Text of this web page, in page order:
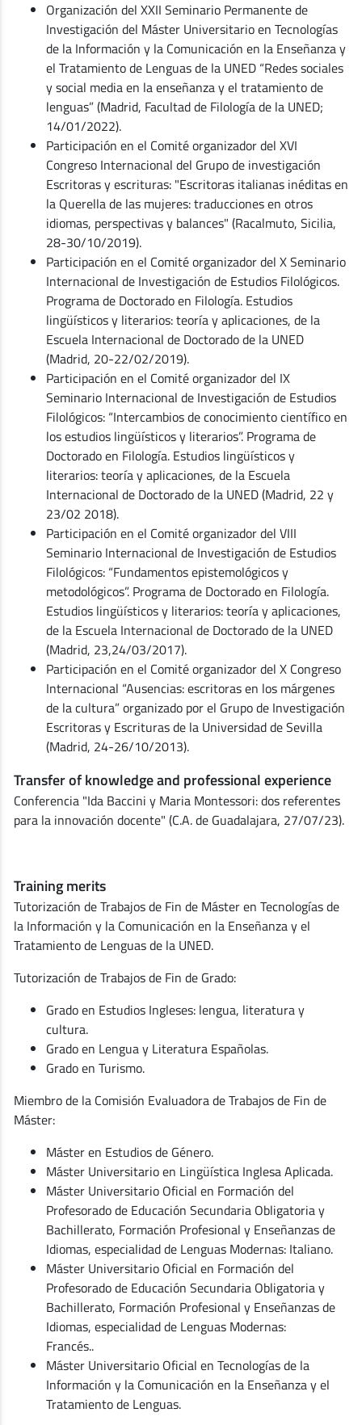
Organización del XXII Seminario Permanente de
Investigación del Máster Universitario en Tecnologías
de la Información y la Comunicación en la Enseñanza y
el Tratamiento de Lenguas de la UNED “Redes sociales
y social media en la enseñanza y el tratamiento de
lenguas” (Madrid, Facultad de Filología de la UNED;
14/01/2022).
Participación en el Comité organizador del XVI
Congreso Internacional del Grupo de investigación
Escritoras y escrituras: "Escritoras italianas inéditas en
la Querella de las mujeres: traducciones en otros
idiomas, perspectivas y balances" (Racalmuto, Sicilia,
28-30/10/2019).
Participación en el Comité organizador del X Seminario
Internacional de Investigación de Estudios Filológicos.
Programa de Doctorado en Filología. Estudios
lingüísticos y literarios: teoría y aplicaciones, de la
Escuela Internacional de Doctorado de la UNED
(Madrid, 20-22/02/2019).
Participación en el Comité organizador del IX
Seminario Internacional de Investigación de Estudios
Filológicos: “Intercambios de conocimiento científico en
los estudios lingüísticos y literarios”. Programa de
Doctorado en Filología. Estudios lingüísticos y
literarios: teoría y aplicaciones, de la Escuela
Internacional de Doctorado de la UNED (Madrid, 22 y
23/02 2018).
Participación en el Comité organizador del VIII
Seminario Internacional de Investigación de Estudios
Filológicos: “Fundamentos epistemológicos y
metodológicos”. Programa de Doctorado en Filología.
Estudios lingüísticos y literarios: teoría y aplicaciones,
de la Escuela Internacional de Doctorado de la UNED
(Madrid, 23,24/03/2017).
Participación en el Comité organizador del X Congreso
Internacional “Ausencias: escritoras en los márgenes
de la cultura” organizado por el Grupo de Investigación
Escritoras y Escrituras de la Universidad de Sevilla
(Madrid, 24-26/10/2013).
Transfer of knowledge and professional experience
Conferencia "Ida Baccini y Maria Montessori: dos referentes
para la innovación docente" (C.A. de Guadalajara, 27/07/23).
Training merits
Tutorización de Trabajos de Fin de Máster en Tecnologías de
la Información y la Comunicación en la Enseñanza y el
Tratamiento de Lenguas de la UNED.
Tutorización de Trabajos de Fin de Grado:
Grado en Estudios Ingleses: lengua, literatura y
cultura.
Grado en Lengua y Literatura Españolas.
Grado en Turismo.
Miembro de la Comisión Evaluadora de Trabajos de Fin de
Máster:
Máster en Estudios de Género.
Máster Universitario en Lingüística Inglesa Aplicada.
Máster Universitario Oficial en Formación del
Profesorado de Educación Secundaria Obligatoria y
Bachillerato, Formación Profesional y Enseñanzas de
Idiomas, especialidad de Lenguas Modernas: Italiano.
Máster Universitario Oficial en Formación del
Profesorado de Educación Secundaria Obligatoria y
Bachillerato, Formación Profesional y Enseñanzas de
Idiomas, especialidad de Lenguas Modernas:
Francés..
Máster Universitario Oficial en Tecnologías de la
Información y la Comunicación en la Enseñanza y el
Tratamiento de Lenguas.